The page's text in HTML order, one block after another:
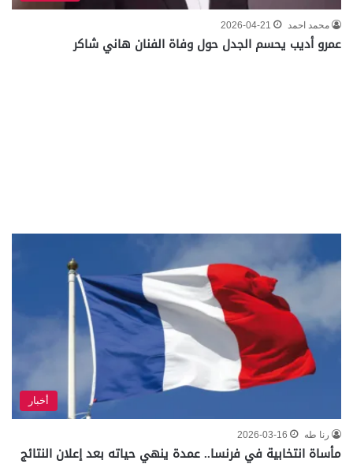
محمد احمد 2026-04-21
عمرو أديب يحسم الجدل حول وفاة الفنان هاني شاكر
أخبار
رنا طه 2026-03-16
مأساة انتخابية في فرنسا.. عمدة ينهي حياته بعد إعلان النتائج